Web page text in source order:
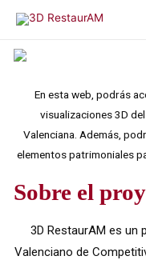
En esta web, podrás
visualizaciones 3D
Valenciana. Además,
elementos patrimoniales
Sobre el
3D RestaurAM es un
Valenciano de